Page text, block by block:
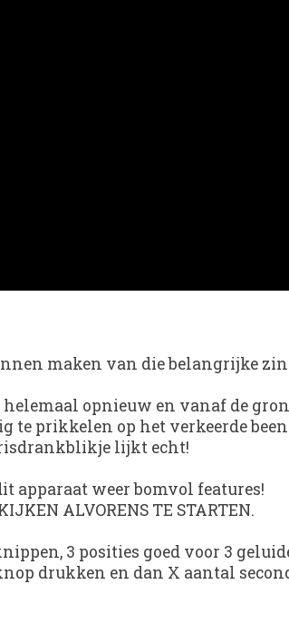
maken van die belangrijke
opnieuw en vanaf de
te prikkelen op het verkeerde
lijkt echt!
apparaat weer bomvol features!
ALVORENS TE STARTEN.
3 posities goed voor 3
drukken en dan X aantal